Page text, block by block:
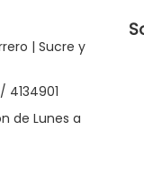
| Sucre y
de Lunes a